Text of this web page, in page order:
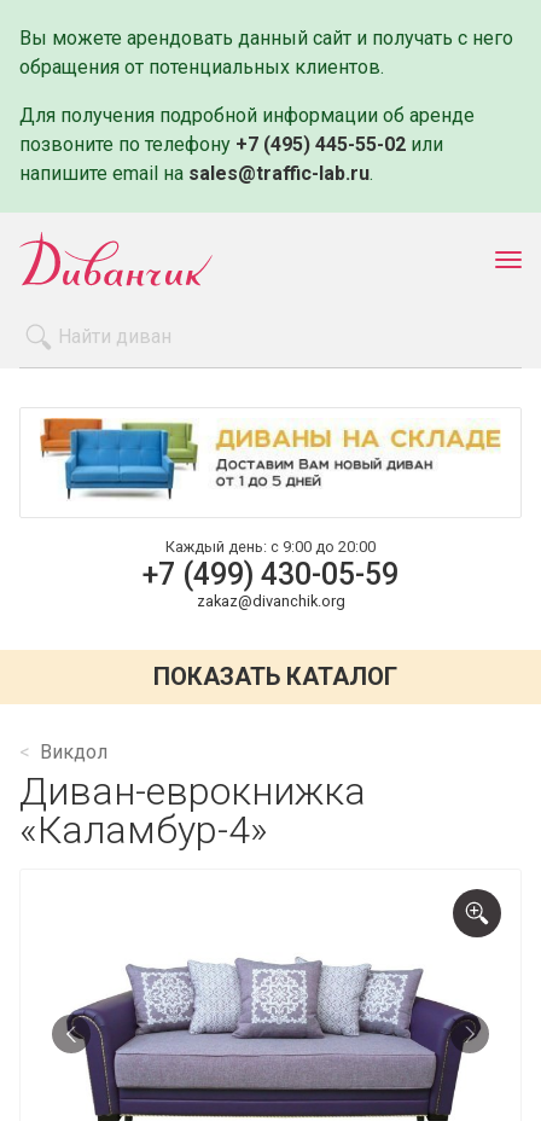
Вы можете арендовать данный сайт и получать с него
обращения от потенциальных клиентов.
Для получения подробной информации об аренде
позвоните по телефону +7 (495) 445-55-02 или
напишите email на sales@traffic-lab.ru.
Оплата и доставка
Контакты
Каждый день: с 9:00 до 20:00
+7 (499) 430-05-59
zakaz@divanchik.org
ПОКАЗАТЬ КАТАЛОГ
Викдол
Диван-еврокнижка
«Каламбур-4»